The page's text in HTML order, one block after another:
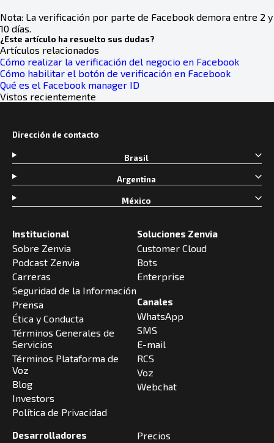
Nota: La verificación por parte de Facebook demora entre 2 y
10 días.
¿Este artículo ha resuelto sus dudas?
Artículos relacionados
Cómo realizar la verificación del negocio en Facebook
Cómo habilitar el botón de verificación en Facebook
Qué es el Facebook manager ID
Vistos recientemente
Institucional
Sobre Zenvia
Podcast Zenvia
Carreras
Seguridad de la Información
Prensa
Ética y Conducta
Términos Generales de
Servicios
Términos Plataforma de
Voz
Blog
Investors
Política de Privacidad
Soluciones Zenvia
Customer Cloud
Bots
Enterprise
Canales
WhatsApp
SMS
E-mail
RCS
Voz
Webchat
Desarrolladores
Precios
Dirección de contacto
Brasil
Argentina
México